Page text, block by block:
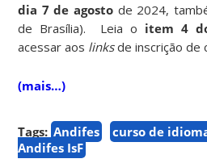
dia 7 de agosto de 2024,
de Brasília). Leia o item 4
acessar aos linksde inscrição de
(mais…)
Tags: Andifes curso de
Andifes IsF